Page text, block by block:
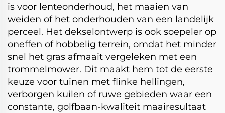
is voor lenteonderhoud, het maaien van
weiden of het onderhouden van een landelijk
perceel. Het dekselontwerp is ook soepeler op
oneffen of hobbelig terrein, omdat het minder
snel het gras afmaait vergeleken met een
trommelmower. Dit maakt hem tot de eerste
keuze voor tuinen met flinke hellingen,
verborgen kuilen of ruwe gebieden waar een
constante, golfbaan-kwaliteit maairesultaat